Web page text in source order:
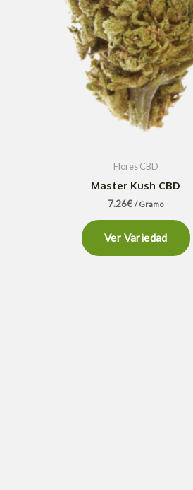
Flores CBD
Master Kush CBD
7.26€ / Gramo
Ver Variedad